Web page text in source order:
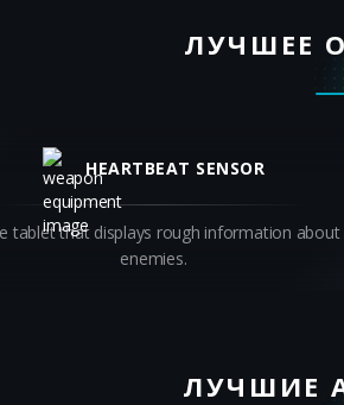
ЛУЧШЕЕ
HEARTBEAT SENSOR
tablet that displays rough information about
enemies.
ЛУЧШИЕ